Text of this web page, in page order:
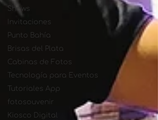
Shows
Invitaciones
Punto Bahía
Brisas del Plata
Cabinas de Fotos
Tecnología para Eventos
Tutoriales App
fotosouvenir
Kiosco Digital